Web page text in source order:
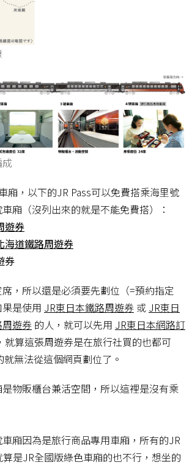
廂，以下的JR Pass可以免費搭乘海里號
廂（沒列出來的就是不能免費搭）：
遊券
海道鐵路周遊券
券
，所以還是必須要先劃位（=預約指定
是使用 JR東日本鐵路周遊券 或 JR東日
遊券 的人，就可以先用 JR東日本網路訂
就算這張周遊券是在旅行社買的也都可
無法從這個網頁劃位了。
物販櫃台兼活空間，所以這裡是沒有乘
廂因為是旅行商品專用車廂，所有的JR
算是JR全國版綠色車廂的也不行，想坐的